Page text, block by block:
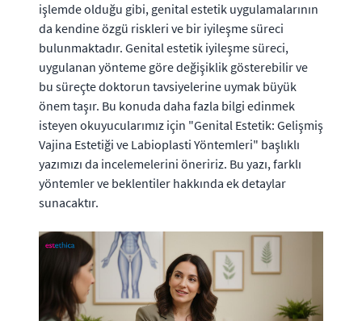
işlemde olduğu gibi, genital estetik uygulamalarının
da kendine özgü riskleri ve bir iyileşme süreci
bulunmaktadır. Genital estetik iyileşme süreci,
uygulanan yönteme göre değişiklik gösterebilir ve
bu süreçte doktorun tavsiyelerine uymak büyük
önem taşır. Bu konuda daha fazla bilgi edinmek
isteyen okuyucularımız için "Genital Estetik: Gelişmiş
Vajina Estetiği ve Labioplasti Yöntemleri" başlıklı
yazımızı da incelemelerini öneririz. Bu yazı, farklı
yöntemler ve beklentiler hakkında ek detaylar
sunacaktır.